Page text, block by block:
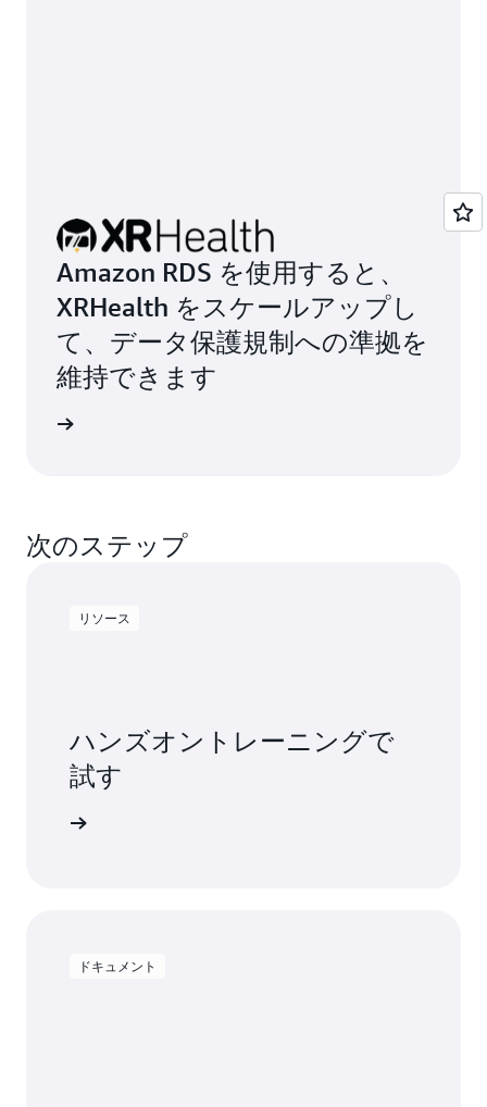
Amazon RDS を使用すると、
XRHealth をスケールアップし
て、データ保護規制への準拠を
維持できます
次のステップ
リソース
ハンズオントレーニングで
試す
ドキュメント